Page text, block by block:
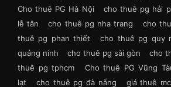
Cho thuê PG Hà Nội
cho thuê pg hải
lễ tân
cho thuê pg nha trang cho
thuê pg phan thiết
cho thuê pg quy
quảng ninh
cho thuê pg sài gòn cho
thuê pg tphcm
Cho thuê PG Vũng
lạt
cho thuê pg đà nẵng giá thuê mc